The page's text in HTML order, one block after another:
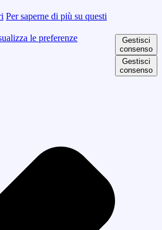
Per saperne di più su questi
le preferenze
Gestisci
consenso
Gestisci
consenso